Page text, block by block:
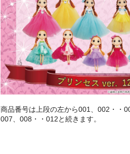
商品番号は上段の左から001、002・・
007、008・・012と続きます。